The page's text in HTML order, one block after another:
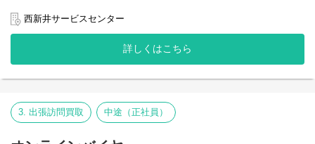
1日400~500件の入電、メール問合せを複数のチームに分けて対応
しています。
出張買取のご依頼は、店舗を展開している関東、関西、愛知、福
岡を中心に、当社の事業拡大と共に全国のお客様からご依頼をい
ただいています。今後さらなる事業拡大を行うため、オペレータ
理、実績管理等を行っていただきたいと考えています。
西新井サービスセンター
詳しくはこちら
3. 出張訪問買取 中途（正社員）